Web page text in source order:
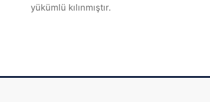
yükümlü kılınmıştır.